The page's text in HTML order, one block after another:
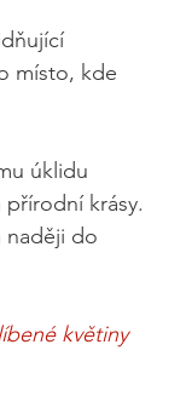
místo, kde
úklidu
krásy.
naději do
květiny